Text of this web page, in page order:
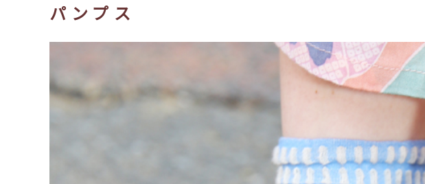
パンプス